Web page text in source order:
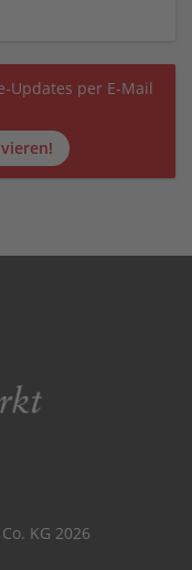
Updates per E-Mail
KG 2026